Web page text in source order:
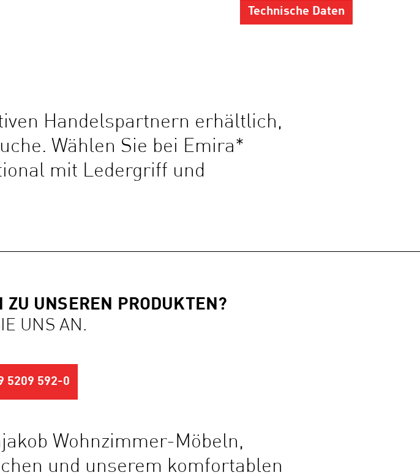
Technische Daten
Handelspartnern erhältlich,
Wählen Sie bei Emira*
mit Ledergriff und
UNSEREN PRODUKTEN?
UNS AN.
5209 592-0
Wohnzimmer-Möbeln,
und unserem komfortablen